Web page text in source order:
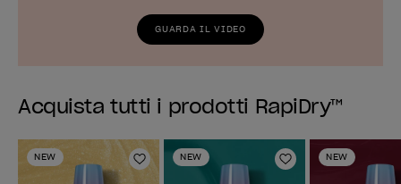
GUARDA IL VIDEO
Acquista tutti i prodotti RapiDry™
NEW
Aggiungi alla lista dei desideri
NEW
Aggiungi alla
NEW